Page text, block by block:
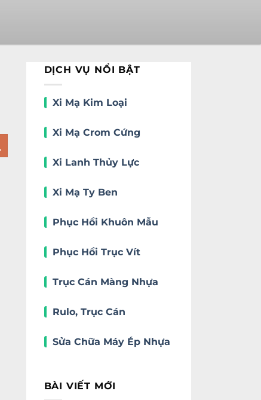
DỊCH VỤ NỔI BẬT
Xi Mạ Kim Loại
Xi Mạ Crom Cứng
Xi Lanh Thủy Lực
Xi Mạ Ty Ben
Phục Hồi Khuôn Mẫu
Phục Hồi Trục Vít
Trục Cán Màng Nhựa
Rulo, Trục Cán
Sửa Chữa Máy Ép Nhựa
BÀI VIẾT MỚI